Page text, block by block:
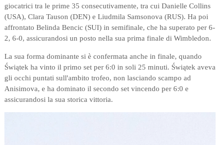
giocatrici tra le prime 35 consecutivamente, tra cui Danielle Collins
(USA), Clara Tauson (DEN) e Liudmila Samsonova (RUS). Ha poi
affrontato Belinda Bencic (SUI) in semifinale, che ha superato per 6-
2, 6-0, assicurandosi un posto nella sua prima finale di Wimbledon.
La sua forma dominante si è confermata anche in finale, quando
Świątek ha vinto il primo set per 6:0 in soli 25 minuti. Świątek aveva
gli occhi puntati sull'ambito trofeo, non lasciando scampo ad
Anisimova, e ha dominato il secondo set vincendo per 6:0 e
assicurandosi la sua storica vittoria.